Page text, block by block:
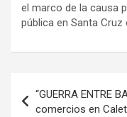
el marco de la causa
pública en Santa
de
“GUERRA ENTRE
comercios en